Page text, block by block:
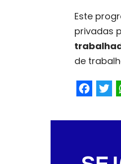
Este
privadas
de